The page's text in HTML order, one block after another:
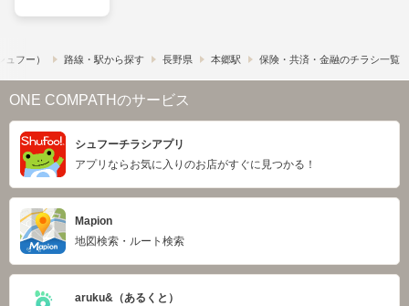
フー） 路線・駅から探す 長野県 本郷駅 保険・共済・金融のチラシ一覧
ONE COMPATHのサービス
シュフーチラシアプリ
アプリならお気に入りのお店がすぐに見つかる！
Mapion
地図検索・ルート検索
aruku&（あるくと）